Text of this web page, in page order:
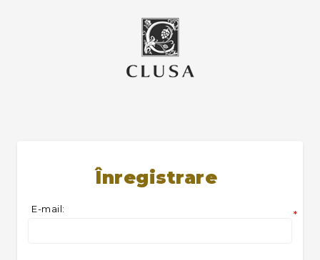
Înregistrare
E-mail: *